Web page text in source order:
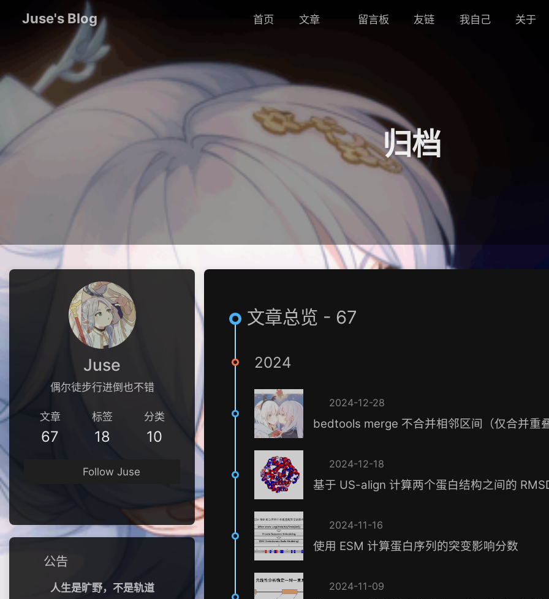
Juse's Blog 首页 文章 留言板 友链 我自己 关于
归档
文章总览 - 67
2024
2024-12-28
bedtools merge 不合并相邻区间（仅合并重
2024-12-18
基于 US-align 计算两个蛋白结构之间的
2024-11-16
使用 ESM 计算蛋白序列的突变影响分数
2024-11-09
Juse
偶尔徒步行进倒也不错
文章
67
标签
18
分类
10
Follow Juse
公告
人生是旷野，不是轨道